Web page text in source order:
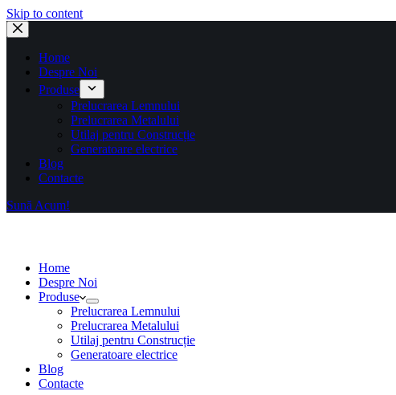
Skip to content
Home
Despre Noi
Produse
Prelucrarea Lemnului
Prelucrarea Metalului
Utilaj pentru Construcție
Generatoare electrice
Blog
Contacte
Sună Acum!
Home
Despre Noi
Produse
Prelucrarea Lemnului
Prelucrarea Metalului
Utilaj pentru Construcție
Generatoare electrice
Blog
Contacte